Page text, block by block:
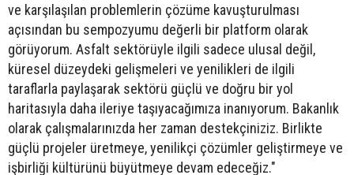
ve karşılaşılan problemlerin çözüme kavuşturulması
açısından bu sempozyumu değerli bir platform olarak
görüyorum. Asfalt sektörüyle ilgili sadece ulusal değil,
küresel düzeydeki gelişmeleri ve yenilikleri de ilgili
taraflarla paylaşarak sektörü güçlü ve doğru bir yol
haritasıyla daha ileriye taşıyacağımıza inanıyorum. Bakanlık
olarak çalışmalarınızda her zaman destekçiniziz. Birlikte
güçlü projeler üretmeye, yenilikçi çözümler geliştirmeye ve
işbirliği kültürünü büyütmeye devam edeceğiz."